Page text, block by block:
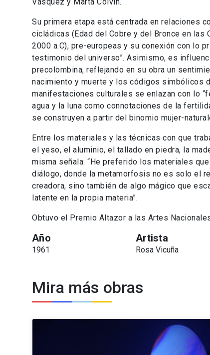
Su primera etapa está centrada en relaciones
cicládicas (Edad del Cobre y del Bronce en las
2000 a.C), pre-europeas y su conexión con lo
testimonio del universo”. Asimismo, es
precolombina, reflejando en su obra un
nacimiento y muerte y los códigos simbólicos
manifestaciones culturales se enlazan con lo
agua y la luna como connotaciones de la
se construyen a partir del binomio mujer-
Entre los materiales y las técnicas con que
el yeso, el aluminio, el tallado en piedra, la
misma señala: “He preferido los materiales
diálogo, donde la metamorfosis no es solo el
creadora, sino también de algo mágico que
latente en la propia materia”.
Obtuvo el Premio Altazor a las Artes
Año
1961
Artista
Rosa Vicuña
Mira más obras